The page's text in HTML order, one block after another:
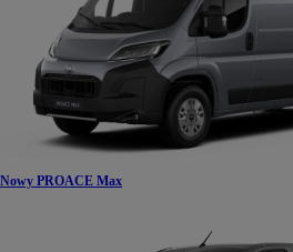
Nowy PROACE Max